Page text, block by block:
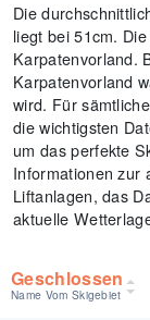
Die
liegt bei 51cm.
Karpatenvorland.
Karpatenvorland
wird. Für
die wichtigsten
um das perfekte
Informationen zur
Liftanlagen, das
aktuelle
Geschlossen
Name Vom Skigebiet